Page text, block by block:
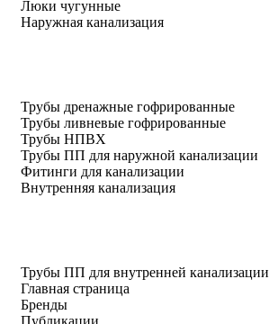
Люки чугунные
Наружная канализация
Трубы дренажные гофрированные
Трубы ливневые гофрированные
Трубы НПВХ
Трубы ПП для наружной канализации
Фитинги для канализации
Внутренняя канализация
Трубы ПП для внутренней канализации
Главная страница
Бренды
Публикации